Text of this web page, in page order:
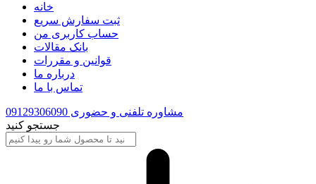
خانه
ثبت سفارش سریع
حساب کاربری من
بانک مقالات
قوانین و مقررات
درباره ما
تماس با ما
مشاوره تلفنی و حضوری 09129306090
جستجو کنید